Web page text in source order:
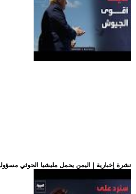
.. نشرة إخبارية | اليمن يحمل مليشيا الحوثي